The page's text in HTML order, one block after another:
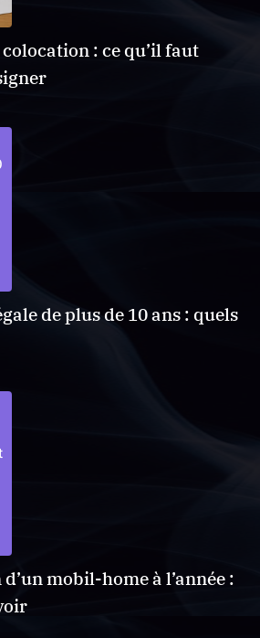
: ce qu’il faut
de plus de 10 ans : quels
mobil-home à l’année :